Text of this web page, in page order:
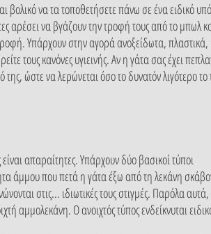
βολικό να τα τοποθετήσετε πάνω σε ένα ειδικό
αρέσει να βγάζουν την τροφή τους από το μπωλ
Υπάρχουν στην αγορά ανοξείδωτα,
τους κανόνες υγιεινής. Αν η γάτα σας έχει
ώστε να λερώνεται όσο το δυνατόν λιγότερο
απαραίτητες. Υπάρχουν δύο βασικοί τύποι
άμμου που πετά η γάτα έξω από τη λεκάνη
στις... ιδιωτικές τους στιγμές. Παρόλα αυτά,
αμμολεκάνη. Ο ανοιχτός τύπος ενδείκνυται